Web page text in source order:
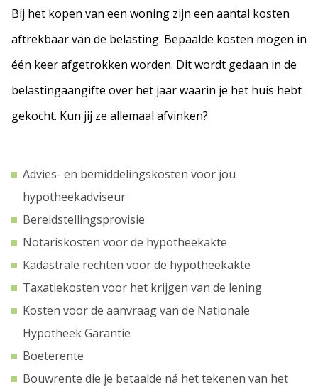
Bij het kopen van een woning zijn een aantal kosten
aftrekbaar van de belasting. Bepaalde kosten mogen in
één keer afgetrokken worden. Dit wordt gedaan in de
belastingaangifte over het jaar waarin je het huis hebt
gekocht. Kun jij ze allemaal afvinken?
Advies- en bemiddelingskosten voor jou
hypotheekadviseur
Bereidstellingsprovisie
Notariskosten voor de hypotheekakte
Kadastrale rechten voor de hypotheekakte
Taxatiekosten voor het krijgen van de lening
Kosten voor de aanvraag van de Nationale
Hypotheek Garantie
Boeterente
Bouwrente die je betaalde ná het tekenen van het